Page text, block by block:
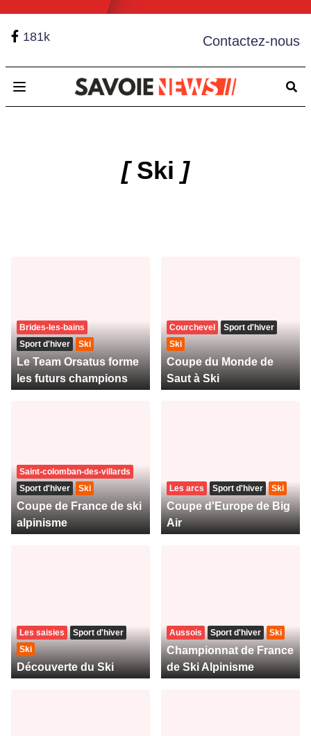
181k Contactez-nous
Open main menu
[Ski ]
Brides-les-bains
Sport d'hiver
Ski
Le Team Orsatus forme
les futurs champions
Courchevel
Sport d'hiver
Ski
Coupe du Monde de
Saut à Ski
Saint-colomban-des-villards
Sport d'hiver
Ski
Coupe de France de ski
alpinisme
Les arcs Sport d'hiver Ski
Coupe d'Europe de Big
Air
Les saisies
Sport d'hiver
Ski
Découverte du Ski
Aussois Sport d'hiver Ski
Championnat de France
de Ski Alpinisme